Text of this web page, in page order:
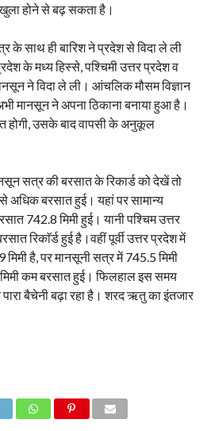
होने से बढ़ सकता है।
के साथ ही बारिश ने प्रदेश से विदा ले ली
के मध्य हिस्से, पश्चिमी उत्तर प्रदेश व
ने विदा ले ली। आंचलिक मौसम विज्ञान
मानसून ने अपना ठिकाना बनाया हुआ है।
होगी, उसके बाद वापसी के अनुकूल
सत्र की बरसात के रिकार्ड को देखें तो
अधिक बरसात हुई। यहां पर सामान्य
742.8 मिमी हुई। यानी पश्चिम उत्तर
रिकाॅर्ड हुई है।वहीं पूर्वी उत्तर प्रदेश में
है, पर मानसूनी सत्र में 745.5 मिमी
मिमी कम बरसात हुई। फिलहाल इस समय
बैचेनी बढ़ा रहा है। शरद ऋतु का इंतजार